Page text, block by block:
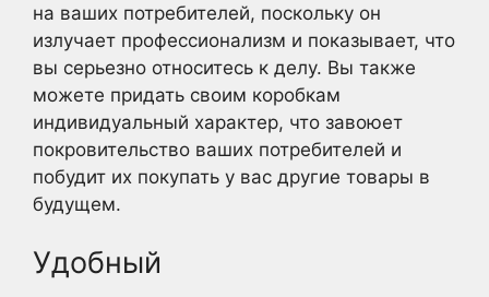
на ваших потребителей, поскольку он
излучает профессионализм и показывает, что
вы серьезно относитесь к делу. Вы также
можете придать своим коробкам
индивидуальный характер, что завоюет
покровительство ваших потребителей и
побудит их покупать у вас другие товары в
будущем.
Удобный